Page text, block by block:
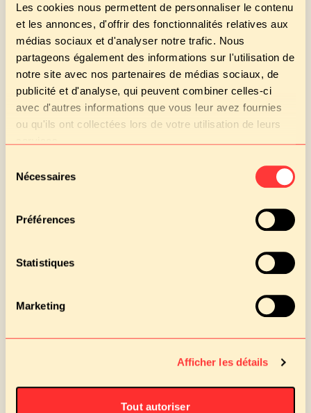
Les cookies nous permettent de personnaliser le contenu
et les annonces, d'offrir des fonctionnalités relatives aux
médias sociaux et d'analyser notre trafic. Nous
partageons également des informations sur l'utilisation de
notre site avec nos partenaires de médias sociaux, de
publicité et d'analyse, qui peuvent combiner celles-ci
avec d'autres informations que vous leur avez fournies
ou qu'ils ont collectées lors de votre utilisation de leurs
Nécessaires
Préférences
Statistiques
Marketing
Afficher les détails
Tout autoriser
SULFITES
Epinards à la crème
LAIT (LACTOSE)
Cantal
LAIT (LACTOSE)
Purée pommes fraises
Pain
Baguette au beurre
Crème dessert vanille
LAIT (LACTOSE)
Déjeuner
Salade mélangée à la fourme